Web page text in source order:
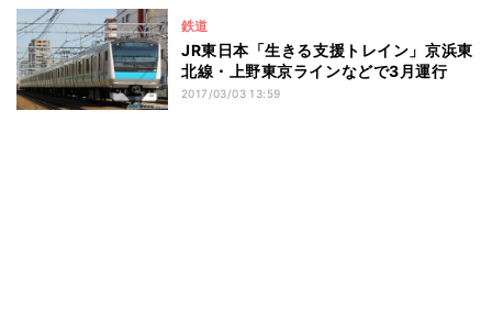
鉄道
JR東日本「生きる支援トレイン」京浜東
北線・上野東京ラインなどで3月運行
2017/03/03 13:59